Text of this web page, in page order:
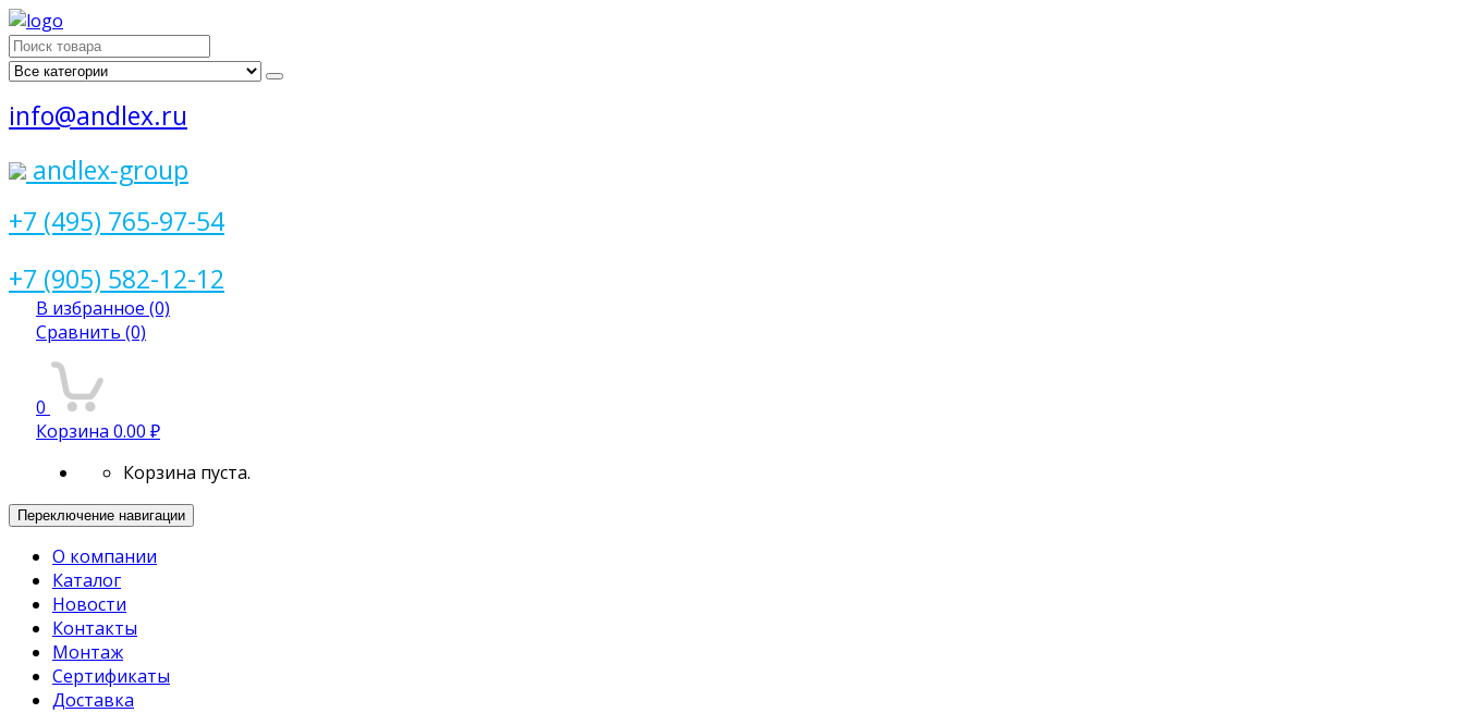
Поиск
для:
info@andlex.ru
andlex-group
+7 (495) 765-97-54
+7 (905) 582-12-12
В избранное (0)
Сравнить (0)
0
Корзина 0.00 ₽
Корзина пуста.
Переключение навигации
О компании
Каталог
Новости
Контакты
Монтаж
Сертификаты
Доставка